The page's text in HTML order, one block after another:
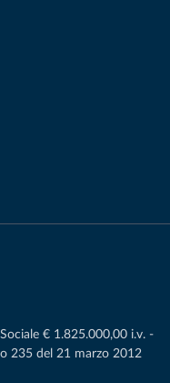
€ 1.825.000,00 i.v. -
235 del 21 marzo 2012